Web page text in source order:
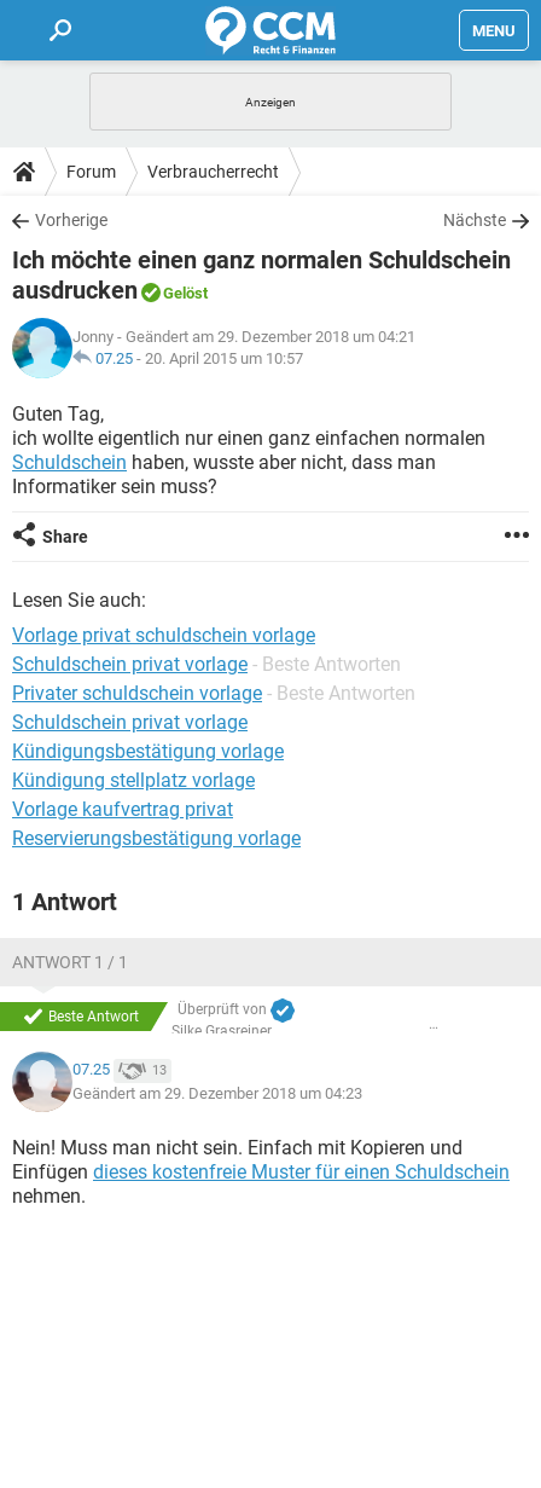
MENU
FORUM
TIPPS
LEXIKON
Forum Verbraucherrecht
Vorherige Nächste
Ich möchte einen ganz normalen Schuldschein
ausdrucken
Gelöst
Jonny - Geändert am 29. Dezember 2018 um 04:21
07.25 - 20. April 2015 um 10:57
Guten Tag,
ich wollte eigentlich nur einen ganz einfachen normalen
Schuldschein haben, wusste aber nicht, dass man
Informatiker sein muss?
Share
Lesen Sie auch:
Vorlage privat schuldschein vorlage
Schuldschein privat vorlage - Beste Antworten
Privater schuldschein vorlage - Beste Antworten
Schuldschein privat vorlage
Kündigungsbestätigung vorlage
Kündigung stellplatz vorlage
Vorlage kaufvertrag privat
Reservierungsbestätigung vorlage
1 Antwort
ANTWORT 1 / 1
Beste Antwort
Überprüft von
Silke Grasreiner
07.25 13
Geändert am 29. Dezember 2018 um 04:23
Nein! Muss man nicht sein. Einfach mit Kopieren und
Einfügen dieses kostenfreie Muster für einen Schuldschein
nehmen.